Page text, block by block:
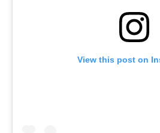
View this post on